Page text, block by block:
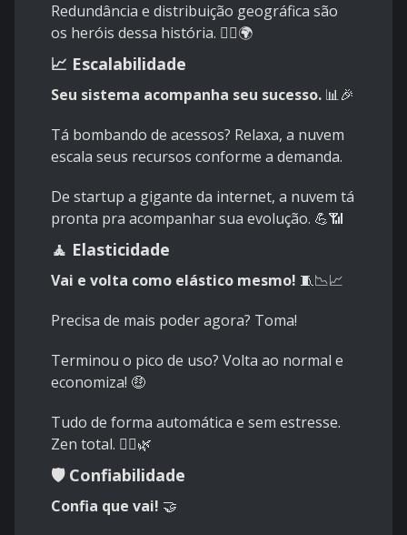
Redundância e distribuição geográfica são
os heróis dessa história. 🦸‍♂️🌍
📈 Escalabilidade
Seu sistema acompanha seu sucesso. 📊🎉
Tá bombando de acessos? Relaxa, a nuvem
escala seus recursos conforme a demanda.
De startup a gigante da internet, a nuvem tá
pronta pra acompanhar sua evolução. 💪📶
🧘 Elasticidade
Vai e volta como elástico mesmo! 🧵📉📈
Precisa de mais poder agora? Toma!
Terminou o pico de uso? Volta ao normal e
economiza! 🤑
Tudo de forma automática e sem estresse.
Zen total. 🧘‍♀️🌿
🛡️ Confiabilidade
Confia que vai! 🤝